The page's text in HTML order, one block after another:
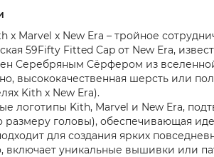
x Marvel x New Era – тройное
59Fifty Fitted Cap от New Era,
Серебряным Сёрфером из
высококачественная шерсть или
Kith x New Era).
логотипы Kith, Marvel и New Era,
размеру головы), обеспечивающая
для создания ярких
включает уникальные вышивки или